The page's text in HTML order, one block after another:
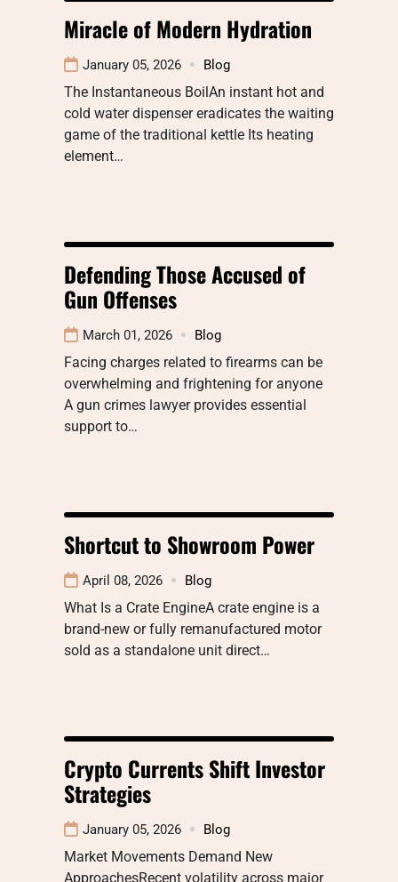
Miracle of Modern Hydration
January 05, 2026 Blog
The Instantaneous BoilAn instant hot and
cold water dispenser eradicates the waiting
game of the traditional kettle Its heating
element…
Defending Those Accused of
Gun Offenses
March 01, 2026 Blog
Facing charges related to firearms can be
overwhelming and frightening for anyone
A gun crimes lawyer provides essential
support to…
Shortcut to Showroom Power
April 08, 2026 Blog
What Is a Crate EngineA crate engine is a
brand-new or fully remanufactured motor
sold as a standalone unit direct…
Crypto Currents Shift Investor
Strategies
January 05, 2026 Blog
Market Movements Demand New
ApproachesRecent volatility across major